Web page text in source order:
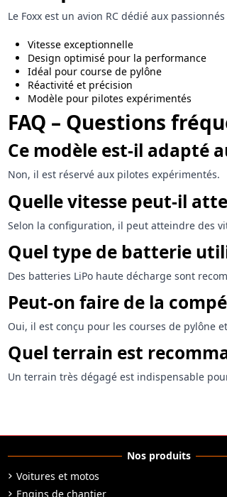
Le Foxx est un avion RC dédié aux
Vitesse exceptionnelle
Design optimisé pour la performance
Idéal pour course de pylône
Réactivité et précision
Modèle pour pilotes expérimentés
FAQ – Questions
Ce modèle est-il adapté
Non, il est réservé aux pilotes expérimentés.
Quelle vitesse peut-il
Selon la configuration, il peut atteindre des
Quel type de batterie
Des batteries LiPo haute décharge sont
Peut-on faire de la
Oui, il est conçu pour les courses de pylône
Quel terrain est
Un terrain très dégagé est indispensable
Nos produits
Voitures et motos
Engins de chantier